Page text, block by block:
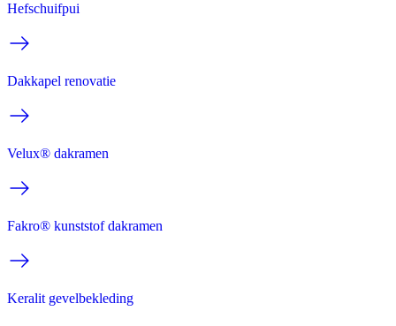
Hefschuifpui
Dakkapel renovatie
Velux® dakramen
Fakro® kunststof dakramen
Keralit gevelbekleding